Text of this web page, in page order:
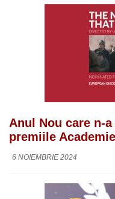
Anul Nou care n-
premiile
6 NOIEMBRIE 2024